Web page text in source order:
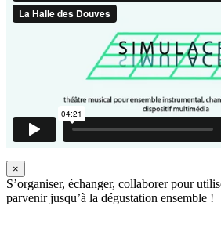
×
S’organiser, échanger, collaborer pour
parvenir jusqu’à la dégustation ensemble !